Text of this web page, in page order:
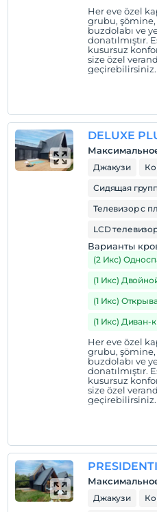
Sapanca Gölü'ne 300 metre
Политики объекта
Зарегистрироваться
Через 15:00
Домашние животные
С детей младше 2 плата
Плата за 1 ребенка
не взимается.
Her eve özel
grubu, şömine,
buzdolabı ve
donatılmıştır.
kusursuz
size özel
geçirebilirsiniz.
Джакузи
Сидящая
Телевизор с
LCD
Варианты
(2 Икс)
(1 Икс)
(1 Икс)
(1 Икс) Диван-
Her eve özel
grubu, şömine,
buzdolabı ve
donatılmıştır.
kusursuz
size özel
geçirebilirsiniz.
Джакузи